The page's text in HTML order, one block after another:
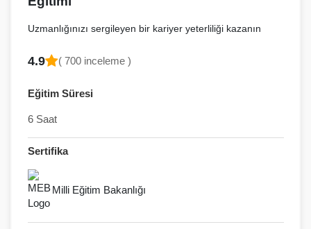
Uzmanlığınızı sergileyen bir kariyer yeterliliği kazanın
4.9 ( 700 inceleme )
Eğitim Süresi
6 Saat
Sertifika
Milli Eğitim Bakanlığı